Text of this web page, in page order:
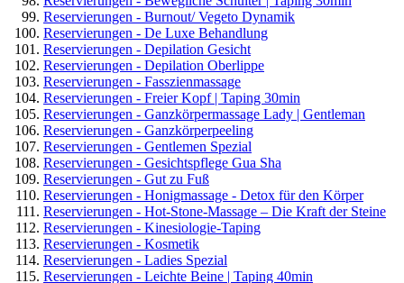
Reservierungen - Burnout/ Vegeto Dynamik
Reservierungen - De Luxe Behandlung
Reservierungen - Depilation Gesicht
Reservierungen - Depilation Oberlippe
Reservierungen - Fasszienmassage
Reservierungen - Freier Kopf | Taping 30min
Reservierungen - Ganzkörpermassage Lady | Gentleman
Reservierungen - Ganzkörperpeeling
Reservierungen - Gentlemen Spezial
Reservierungen - Gesichtspflege Gua Sha
Reservierungen - Gut zu Fuß
Reservierungen - Honigmassage - Detox für den Körper
Reservierungen - Hot-Stone-Massage – Die Kraft der Steine
Reservierungen - Kinesiologie-Taping
Reservierungen - Kosmetik
Reservierungen - Ladies Spezial
Reservierungen - Leichte Beine | Taping 40min